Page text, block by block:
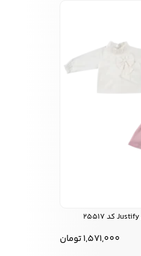
1,571,000تومان